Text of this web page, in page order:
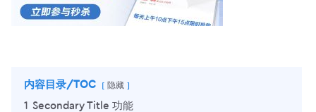
内容目录/TOC 隐藏
1 Secondary Title 功能